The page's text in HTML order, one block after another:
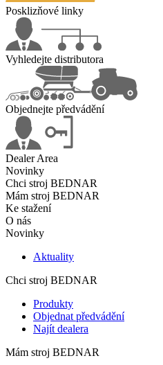
Posklizňové linky
Vyhledejte distributora
Objednejte předvádění
Dealer Area
Novinky
Chci stroj BEDNAR
Mám stroj BEDNAR
Ke stažení
O nás
Novinky
Aktuality
Chci stroj BEDNAR
Produkty
Objednat předvádění
Najít dealera
Mám stroj BEDNAR